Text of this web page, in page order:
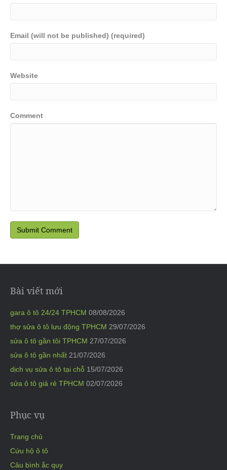
Email (will not be published) (required)
Website
Comment
Bài viết mới
gara ô tô 24/24 TPHCM 08/08/2026
thợ sửa ô tô lưu động TPHCM 29/07/2026
sửa ô tô gần tôi TPHCM 27/07/2026
sửa ô tô gần nhất 21/07/2026
dịch vụ sửa ô tô tại chỗ 15/07/2026
sửa ô tô giá rẻ TPHCM 02/07/2026
Phục vụ
Trang chủ
Cứu hộ ô tô
Câu bình ắc quy